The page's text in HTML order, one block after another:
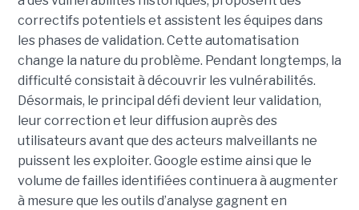
correctifs potentiels et assistent les équipes dans
les phases de validation. Cette automatisation
change la nature du problème. Pendant longtemps, la
difficulté consistait à découvrir les vulnérabilités.
Désormais, le principal défi devient leur validation,
leur correction et leur diffusion auprès des
utilisateurs avant que des acteurs malveillants ne
puissent les exploiter. Google estime ainsi que le
volume de failles identifiées continuera à augmenter
à mesure que les outils d’analyse gagnent en